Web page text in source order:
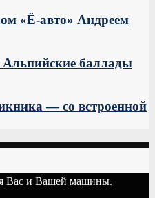
«Ё-авто» Андреем
баллады
— со встроенной
Вас и Вашей машины.